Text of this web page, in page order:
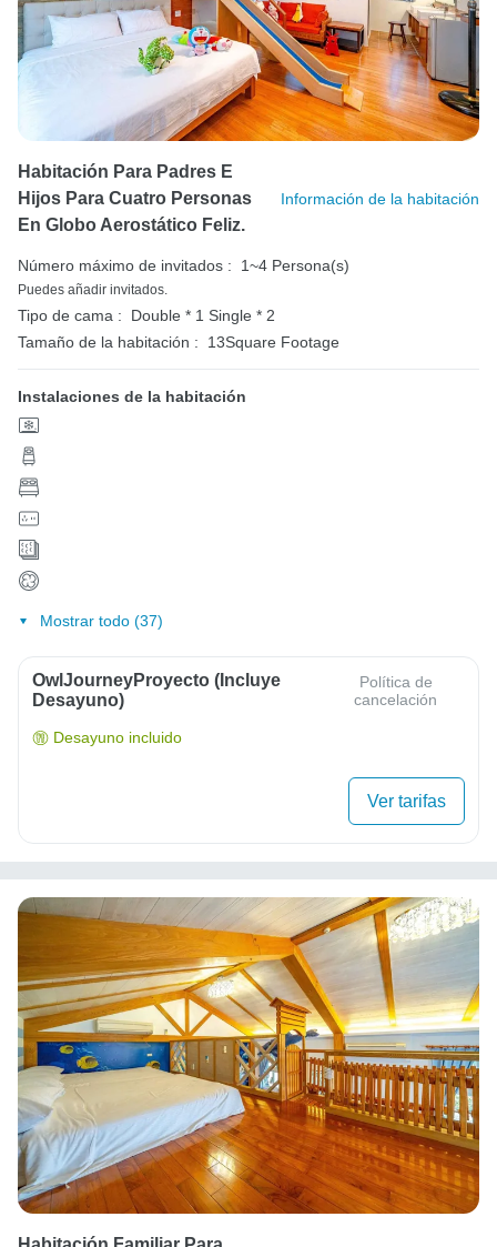
Habitación Para Padres E
Hijos Para Cuatro Personas
En Globo Aerostático Feliz.
Información de la habitación
Número máximo de invitados : 1~4 Persona(s)
Puedes añadir invitados.
Tipo de cama : Double * 1 Single * 2
Tamaño de la habitación :
13Square Footage
Instalaciones de la habitación
Mostrar todo (37)
OwlJourneyProyecto (Incluye
Desayuno)
Política de
cancelación
Desayuno incluido
Ver tarifas